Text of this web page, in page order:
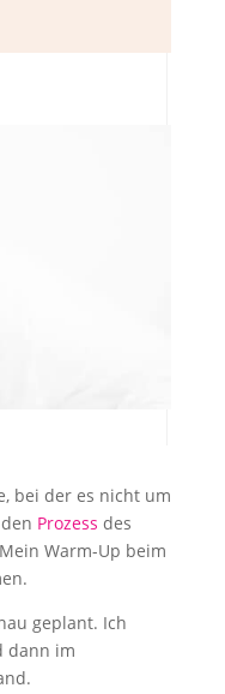
bei der es nicht um
Prozess des
Warm-Up beim
geplant. Ich
dann im